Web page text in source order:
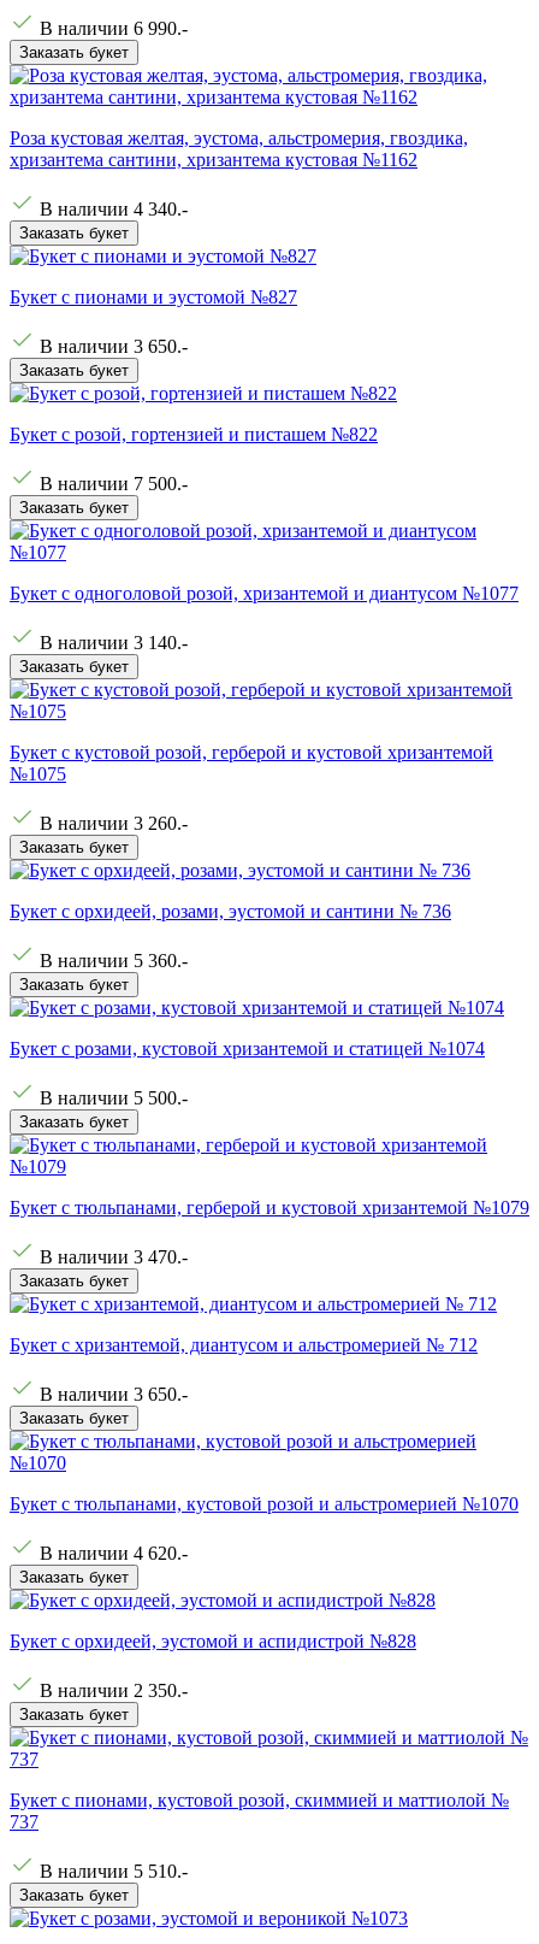
В наличии 6 990.-
Заказать букет
Роза кустовая желтая, эустома, альстромерия, гвоздика,
хризантема сантини, хризантема кустовая №1162
В наличии 4 340.-
Заказать букет
Букет с пионами и эустомой №827
В наличии 3 650.-
Заказать букет
Букет с розой, гортензией и писташем №822
В наличии 7 500.-
Заказать букет
Букет с одноголовой розой, хризантемой и диантусом №1077
В наличии 3 140.-
Заказать букет
Букет с кустовой розой, герберой и кустовой хризантемой
№1075
В наличии 3 260.-
Заказать букет
Букет с орхидеей, розами, эустомой и сантини № 736
В наличии 5 360.-
Заказать букет
Букет с розами, кустовой хризантемой и статицей №1074
В наличии 5 500.-
Заказать букет
Букет с тюльпанами, герберой и кустовой хризантемой №1079
В наличии 3 470.-
Заказать букет
Букет с хризантемой, диантусом и альстромерией № 712
В наличии 3 650.-
Заказать букет
Букет с тюльпанами, кустовой розой и альстромерией №1070
В наличии 4 620.-
Заказать букет
Букет с орхидеей, эустомой и аспидистрой №828
В наличии 2 350.-
Заказать букет
Букет с пионами, кустовой розой, скиммией и маттиолой №
737
В наличии 5 510.-
Заказать букет